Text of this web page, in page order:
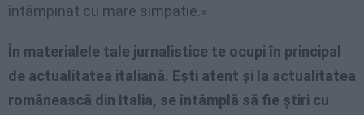
întâmpinat cu mare simpatie.»
În materialele tale jurnalistice te ocupi în principal
de actualitatea italiană. Ești atent și la actualitatea
românească din Italia, se întâmplă să fie știri cu